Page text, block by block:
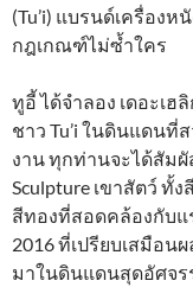
(Tu’i) แบรนด์เครื่อง
กฎเกณฑ์ไม่ซ้ำใคร
ทูอี้ ได้จำลอง เดอะเ
ชาว Tu’i ในดินแดนที่
งาน ทุกท่านจะได้สัม
Sculpture เขาสัตว์ ทั้ง
สีทองที่สอดคล้องกับแ
2016 ที่เปรียบเสมือน
มาในดินแดนสุดอัศจร